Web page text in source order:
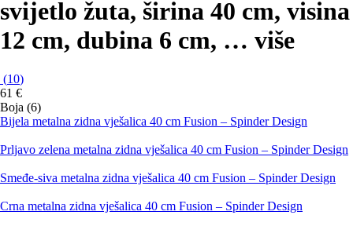
svijetlo žuta, širina 40 cm, visina
12 cm, dubina 6 cm, … više
(10)
61 €
Boja (6)
Bijela metalna zidna vješalica 40 cm Fusion – Spinder Design
Prljavo zelena metalna zidna vješalica 40 cm Fusion – Spinder Design
Smeđe-siva metalna zidna vješalica 40 cm Fusion – Spinder Design
Crna metalna zidna vješalica 40 cm Fusion – Spinder Design